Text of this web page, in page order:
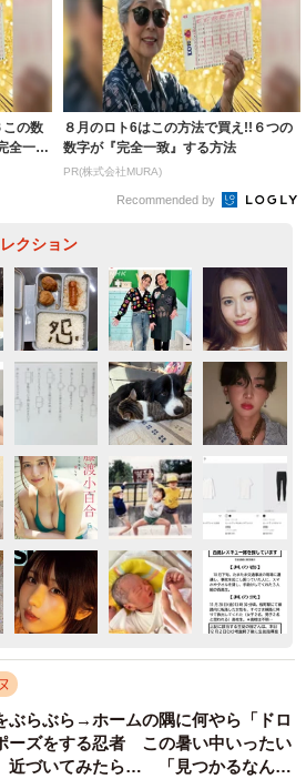
この数
全一
８月のロト6はこの方法で買え!!６つの
数字が『完全一致』する方法
PR(株式会社MURA)
Recommended by
クション
ぶらぶら→ホームの隅に何やら「ドロ
ーズをする忍者 この暑い中いったい
づいてみたら… 「見つかるなんて